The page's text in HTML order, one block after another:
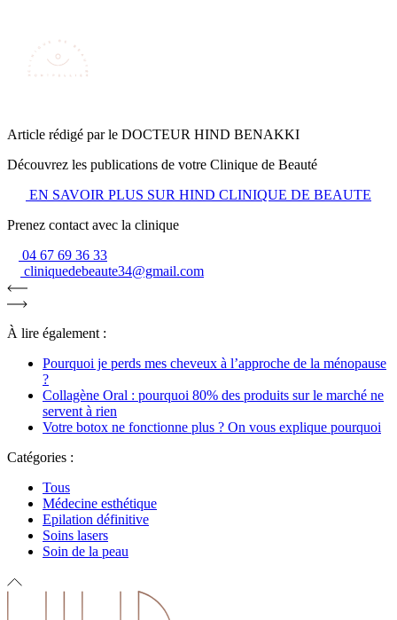
Article rédigé par le DOCTEUR HIND BENAKKI
Découvrez les publications de votre Clinique de Beauté
EN SAVOIR PLUS SUR HIND CLINIQUE DE BEAUTE
Prenez contact avec la clinique
04 67 69 36 33
cliniquedebeaute34@gmail.com
À lire également :
Pourquoi je perds mes cheveux à l’approche de la ménopause
?
Collagène Oral : pourquoi 80% des produits sur le marché ne
servent à rien
Votre botox ne fonctionne plus ? On vous explique pourquoi
Catégories :
Tous
Médecine esthétique
Epilation définitive
Soins lasers
Soin de la peau